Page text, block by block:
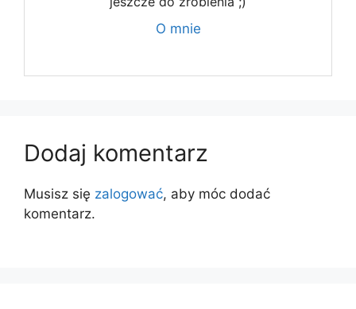
O mnie
Dodaj komentarz
Musisz się zalogować, aby móc dodać
komentarz.